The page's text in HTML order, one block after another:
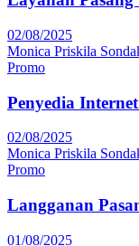
02/08/2025
Monica Priskila
Promo
Penyedia
02/08/2025
Monica Priskila
Promo
Langganan
01/08/2025